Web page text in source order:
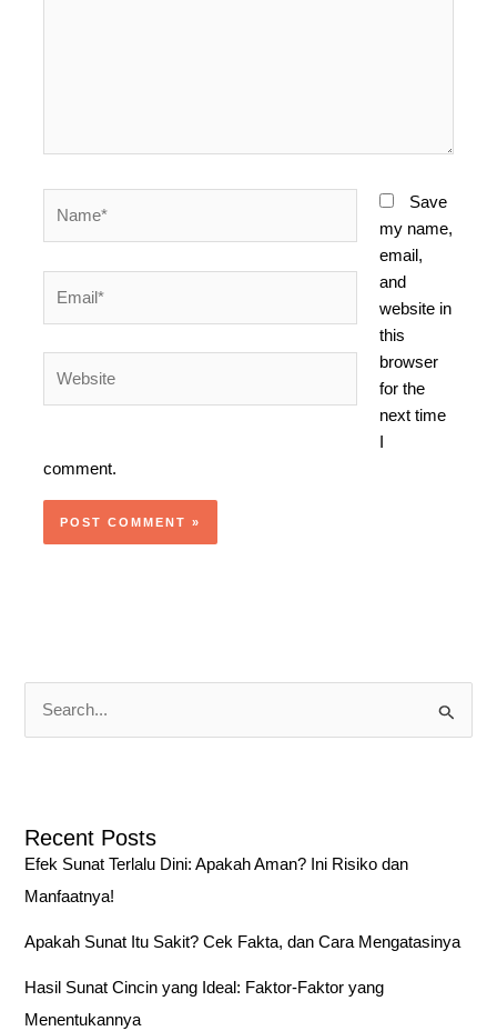
Save
my name,
email,
and
website in
this
browser
for the
next time
comment.
c
o
Recent Posts
Efek Sunat Terlalu Dini: Apakah Aman? Ini Risiko dan
Manfaatnya!
Apakah Sunat Itu Sakit? Cek Fakta, dan Cara Mengatasinya
Hasil Sunat Cincin yang Ideal: Faktor-Faktor yang
Menentukannya